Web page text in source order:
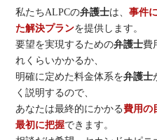
私たちALPCの弁護士は、事件
た解決プランを提供します。
要望を実現するための弁護士費
れくらいかかるか、
明確に定めた料金体系を弁護士
く説明するので、
あなたは最終的にかかる費用の
最初に把握できます。